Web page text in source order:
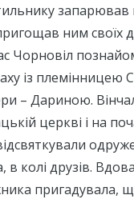
запарював
ним своїх
Чорновіл
із племінницею
– Дариною.
церкві і на
в колі друзів. Вдова
пригадувала,